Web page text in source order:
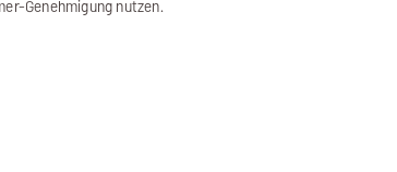
Genehmigung nutzen.